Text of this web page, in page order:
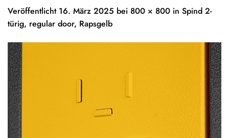
Veröffentlicht 16. März 2025 bei 800 × 800 in Spind 2-
türig, regular door, Rapsgelb